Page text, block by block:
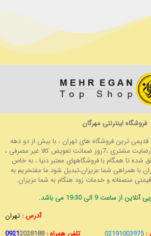
فروشگاه اینترنتی مهرگان
ترین فروشگاه های تهران ، با بیش از دو دهه
تجربه ، با پایبندی به اصول رضایت مشتری ،7روز ضمانت تعویض کالا غیر مصرفی ،
شده تا همگام با فروشگاههای معتبر دنیا ، به خاص
با همراهی شما عزیزان،تبدیل شود.ما مفتخریم به
قیمتی منصفانه و خدمات زود هنگام به شما عزیزان.
از ساعت 9 الی 19:30 می باشد.
آدرس : تهران